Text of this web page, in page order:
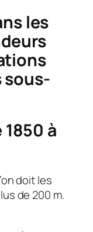
les
sous-
1850 à
doit les
de 200 m.